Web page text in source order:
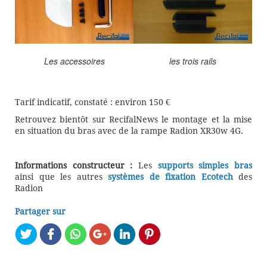
Les accessoires les trois rails
Tarif indicatif, constaté : environ 150 €
Retrouvez bientôt sur RecifalNews le montage et la mise
en situation du bras avec de la rampe Radion XR30w 4G.
Informations constructeur : Les supports simples bras
ainsi que les autressystèmes de fixation Ecotechdes
Radion
Partager sur